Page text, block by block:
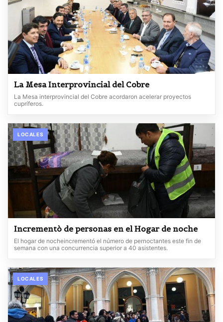
La Mesa Interprovincial del Cobre
La Mesa interprovincial del Cobre acordaron acelerar proyectos
cupríferos.
LOCALES
Incrementò de personas en el Hogar de noche
El hogar de nocheincrementó el número de pernoctantes este fin de
semana con una concurrencia superior a 40 asistentes.
LOCALES